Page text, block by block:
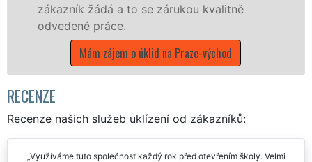
a to se zárukou kvalitně
o úklid na Praze-východ
RECENZE
Recenze našich služeb uklízení od zákazníků:
Využíváme tuto společnost každý rok před otevřením školy. Velmi